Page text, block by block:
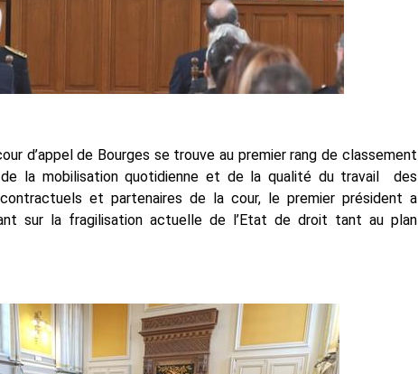
d’appel de Bourges se trouve au premier rang de classement
la mobilisation quotidienne et de la qualité du travail des
et partenaires de la cour, le premier président a
sur la fragilisation actuelle de l’Etat de droit tant au plan